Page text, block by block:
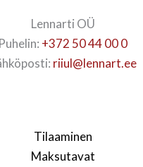
Lennarti OÜ
Puhelin: +372 50 44 00 0
riiul@lennart.ee
Tilaaminen
Maksutavat